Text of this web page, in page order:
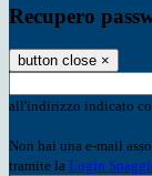
Recupero
button close ×
all'indirizzo indicato
Non hai una e-mail
tramite la Login